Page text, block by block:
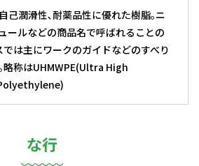
己潤滑性､耐薬品性に優れた樹脂｡ニ
ールなどの商品名で呼ばれることの
は主にワークのガイドなどのすべり
略称はUHMWPE(Ultra High
な行